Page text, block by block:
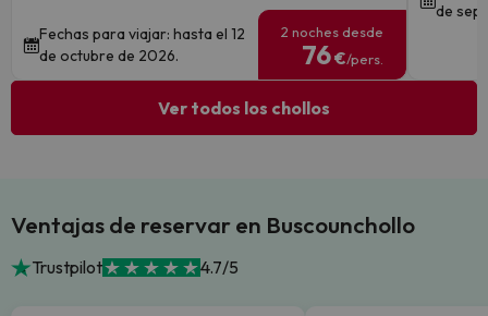
Fechas para viajar: hasta el 12
de octubre de 2026.
2 noches desde
76€/pers.
de
Ver todos los chollos
Ventajas de reservar en Buscounchollo
Trustpilot 4.7/5